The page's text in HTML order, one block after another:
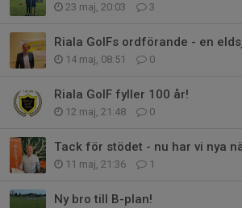
23 maj, 20:03 3
14 maj, 08:51 0
Riala GoIF fyller 100 år!
12 maj, 21:48 0
Tack för stödet - nu har vi nya
11 maj, 21:36 1
Ny bro till B-plan!